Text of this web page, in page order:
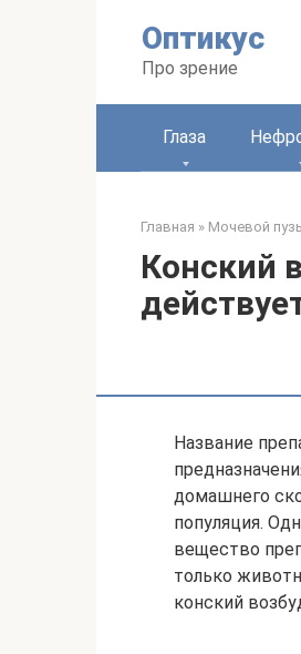
Оптикус
Про зрение
Глаза
Главная » Мочевой
Конский
Название
домашнего
популяция.
вещество
только
конский